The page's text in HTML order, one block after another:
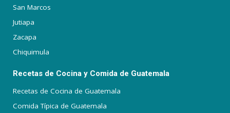
San Marcos
Jutiapa
Zacapa
Chiquimula
Recetas de Cocina y Comida de Guatemala
Recetas de Cocina de Guatemala
Comida Típica de Guatemala